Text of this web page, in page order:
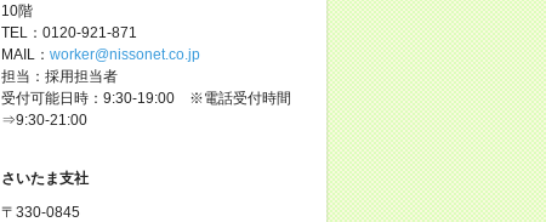
10階
TEL：0120-921-871
MAIL： worker@nissonet.co.jp
担当：採用担当者
受付可能日時：9:30-19:00 ※電話受付時間
⇒9:30-21:00
さいたま支社
〒330-0845